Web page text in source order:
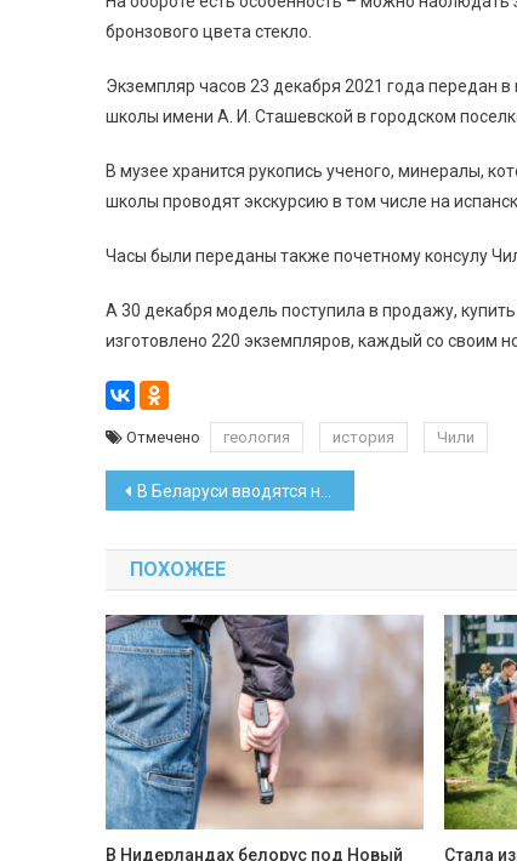
бронзового цвета стекло.
Экземпляр часов 23 декабря 2021 года передан
школы имени А. И. Сташевской в городском
В музее хранится рукопись ученого, минералы,
школы проводят экскурсию в том числе на
Часы были переданы также почетному консулу
А 30 декабря модель поступила в продажу,
изготовлено 220 экземпляров, каждый со своим
Отмечено геология история Чили
Навигация
по
записям
В Беларуси вводятся новые орден и медаль
ПОХОЖЕЕ
В Нидерландах белорус под Новый Стала